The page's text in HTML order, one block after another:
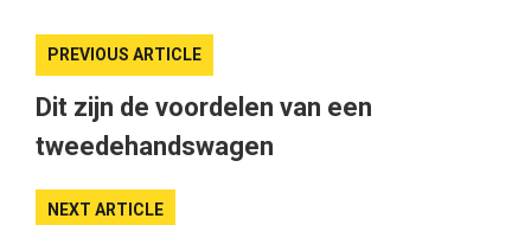
PREVIOUS ARTICLE
Dit zijn de voordelen van een
tweedehandswagen
NEXT ARTICLE